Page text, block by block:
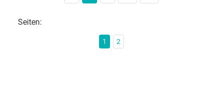
Seiten:
1 2